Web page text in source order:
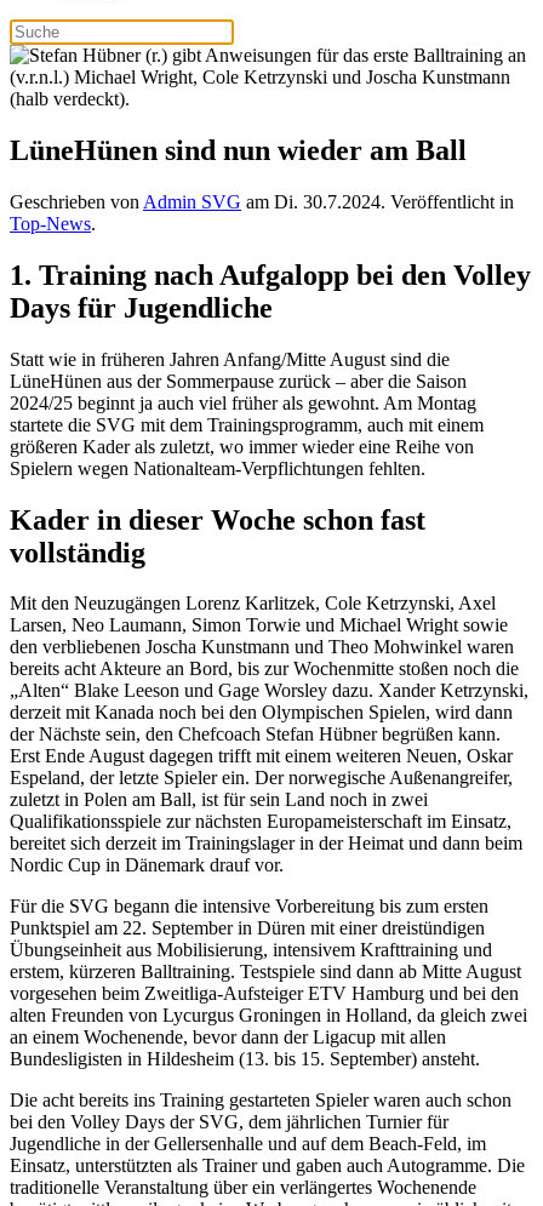
LüneHünen sind nun wieder am Ball
Geschrieben von Admin SVG am Di. 30.7.2024. Veröffentlicht in
Top-News.
1. Training nach Aufgalopp bei den Volley
Days für Jugendliche
Statt wie in früheren Jahren Anfang/Mitte August sind die
LüneHünen aus der Sommerpause zurück – aber die Saison
2024/25 beginnt ja auch viel früher als gewohnt. Am Montag
startete die SVG mit dem Trainingsprogramm, auch mit einem
größeren Kader als zuletzt, wo immer wieder eine Reihe von
Spielern wegen Nationalteam-Verpflichtungen fehlten.
Kader in dieser Woche schon fast
vollständig
Mit den Neuzugängen Lorenz Karlitzek, Cole Ketrzynski, Axel
Larsen, Neo Laumann, Simon Torwie und Michael Wright sowie
den verbliebenen Joscha Kunstmann und Theo Mohwinkel waren
bereits acht Akteure an Bord, bis zur Wochenmitte stoßen noch die
„Alten“ Blake Leeson und Gage Worsley dazu. Xander Ketrzynski,
derzeit mit Kanada noch bei den Olympischen Spielen, wird dann
der Nächste sein, den Chefcoach Stefan Hübner begrüßen kann.
Erst Ende August dagegen trifft mit einem weiteren Neuen, Oskar
Espeland, der letzte Spieler ein. Der norwegische Außenangreifer,
zuletzt in Polen am Ball, ist für sein Land noch in zwei
Qualifikationsspiele zur nächsten Europameisterschaft im Einsatz,
bereitet sich derzeit im Trainingslager in der Heimat und dann beim
Nordic Cup in Dänemark drauf vor.
Für die SVG begann die intensive Vorbereitung bis zum ersten
Punktspiel am 22. September in Düren mit einer dreistündigen
Übungseinheit aus Mobilisierung, intensivem Krafttraining und
erstem, kürzeren Balltraining. Testspiele sind dann ab Mitte August
vorgesehen beim Zweitliga-Aufsteiger ETV Hamburg und bei den
alten Freunden von Lycurgus Groningen in Holland, da gleich zwei
an einem Wochenende, bevor dann der Ligacup mit allen
Bundesligisten in Hildesheim (13. bis 15. September) ansteht.
Die acht bereits ins Training gestarteten Spieler waren auch schon
bei den Volley Days der SVG, dem jährlichen Turnier für
Jugendliche in der Gellersenhalle und auf dem Beach-Feld, im
Einsatz, unterstützten als Trainer und gaben auch Autogramme. Die
traditionelle Veranstaltung über ein verlängertes Wochenende